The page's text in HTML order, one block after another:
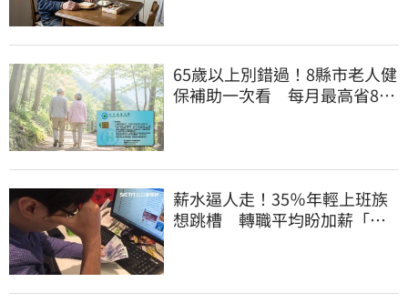
65歲以上別錯過！8縣市老人健
保補助一次看 每月最高省826
薪水逼人走！35％年輕上班族
想跳槽 轉職平均盼加薪「破